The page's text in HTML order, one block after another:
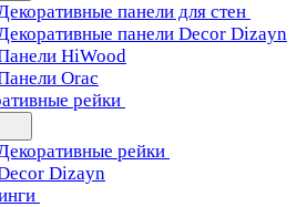
панели для стен
панели Decor Dizayn
HiWood
Orac
рейки
рейки
Dizayn